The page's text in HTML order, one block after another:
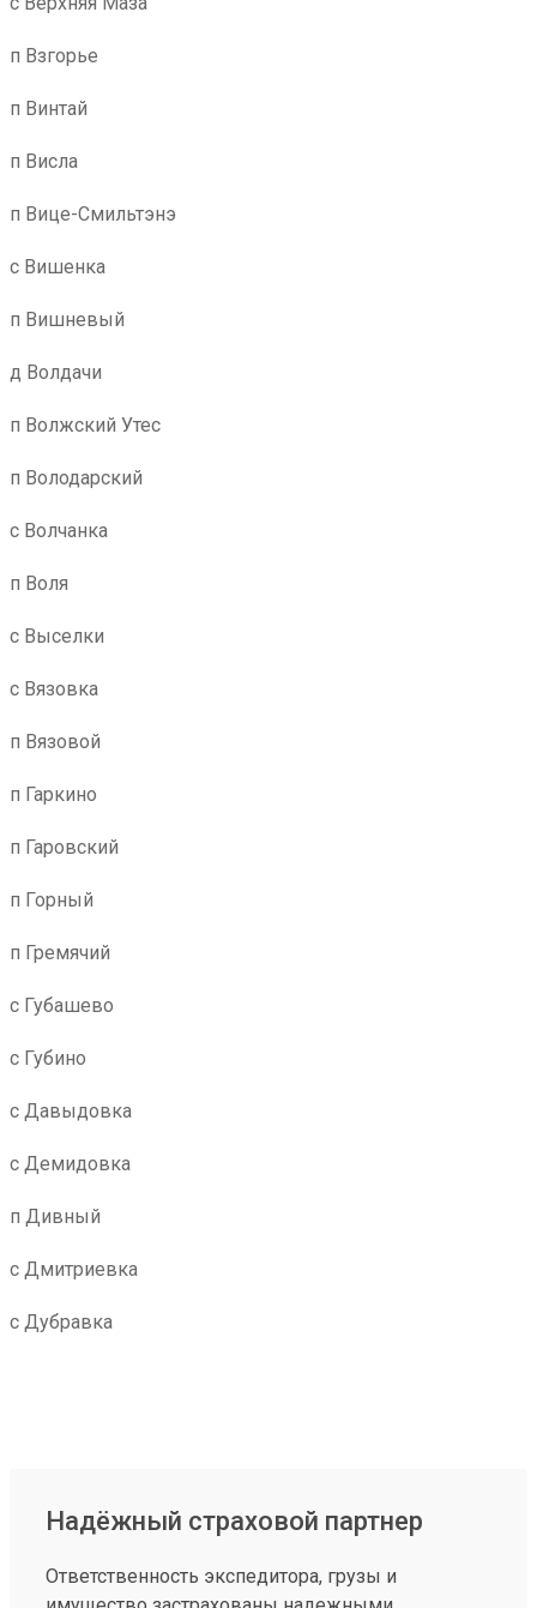
п Взгорье
п Винтай
п Висла
п Вице-Смильтэнэ
с Вишенка
п Вишневый
д Волдачи
п Волжский Утес
п Володарский
с Волчанка
п Воля
с Выселки
с Вязовка
п Вязовой
п Гаркино
п Гаровский
п Горный
п Гремячий
с Губашево
с Губино
с Давыдовка
с Демидовка
п Дивный
с Дмитриевка
с Дубравка
Надёжный страховой партнер
Ответственность экспедитора, грузы и